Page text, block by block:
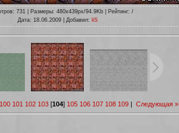
: 731 | Размеры: 480x439px/94.9Kb | Рейтинг: /
Дата: 18.06.2009 | Добавил: liS
100 101 102 103[104] 105 106 107 108 109| Следующая »